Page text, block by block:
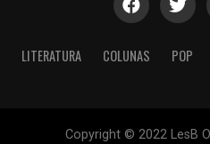
LITERATURA COLUNAS POP
Copyright © 2022 LesB